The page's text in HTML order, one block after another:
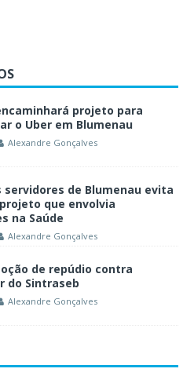
projeto para
o Uber em Blumenau
Alexandre Gonçalves
servidores de Blumenau evita
que envolvia
na Saúde
Alexandre Gonçalves
de repúdio contra
do Sintraseb
Alexandre Gonçalves